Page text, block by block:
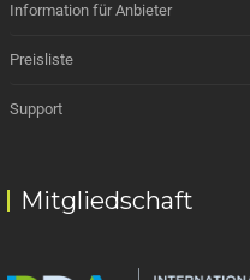
Information für Anbieter
Preisliste
Support
Mitgliedschaft